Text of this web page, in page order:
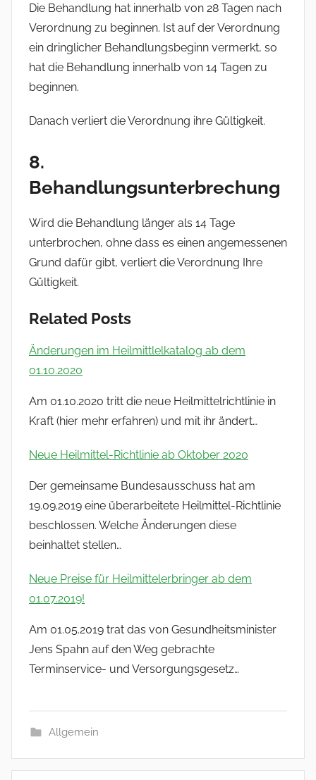
Die Behandlung hat innerhalb von 28 Tagen nach
Verordnung zu beginnen. Ist auf der Verordnung
ein dringlicher Behandlungsbeginn vermerkt, so
hat die Behandlung innerhalb von 14 Tagen zu
beginnen.
Danach verliert die Verordnung ihre Gültigkeit.
8.
Behandlungsunterbrechung
Wird die Behandlung länger als 14 Tage
unterbrochen, ohne dass es einen angemessenen
Grund dafür gibt, verliert die Verordnung Ihre
Gültigkeit.
Related Posts
Änderungen im Heilmittlelkatalog ab dem
01.10.2020
Am 01.10.2020 tritt die neue Heilmittelrichtlinie in
Kraft (hier mehr erfahren) und mit ihr ändert…
Neue Heilmittel-Richtlinie ab Oktober 2020
Der gemeinsame Bundesausschuss hat am
19.09.2019 eine überarbeitete Heilmittel-Richtlinie
beschlossen. Welche Änderungen diese
beinhaltet stellen…
Neue Preise für Heilmittelerbringer ab dem
01.07.2019!
Am 01.05.2019 trat das von Gesundheitsminister
Jens Spahn auf den Weg gebrachte
Terminservice- und Versorgungsgesetz…
Allgemein